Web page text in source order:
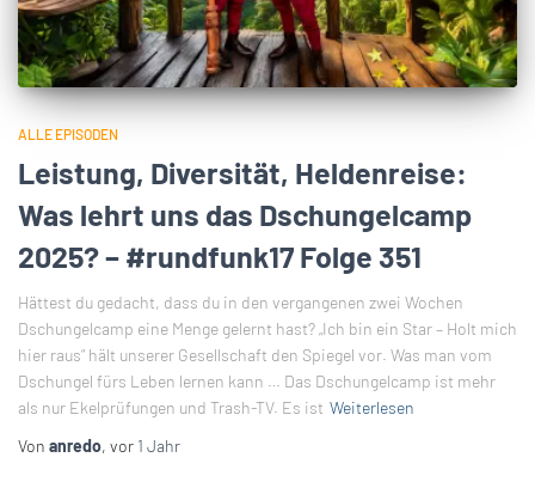
ALLE EPISODEN
Leistung, Diversität, Heldenreise:
Was lehrt uns das Dschungelcamp
2025? – #rundfunk17 Folge 351
Hättest du gedacht, dass du in den vergangenen zwei Wochen
Dschungelcamp eine Menge gelernt hast? „Ich bin ein Star – Holt mich
hier raus“ hält unserer Gesellschaft den Spiegel vor. Was man vom
Dschungel fürs Leben lernen kann … Das Dschungelcamp ist mehr
als nur Ekelprüfungen und Trash-TV. Es ist Weiterlesen
Von anredo, vor 1 Jahr